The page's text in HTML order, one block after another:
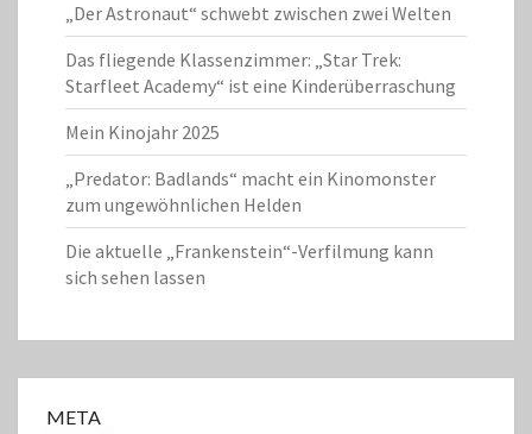
„Der Astronaut“ schwebt zwischen zwei Welten
Das fliegende Klassenzimmer: „Star Trek:
Starfleet Academy“ ist eine Kinderüberraschung
Mein Kinojahr 2025
„Predator: Badlands“ macht ein Kinomonster
zum ungewöhnlichen Helden
Die aktuelle „Frankenstein“-Verfilmung kann
sich sehen lassen
META